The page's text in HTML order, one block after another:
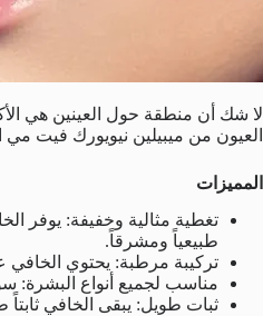
لا شك أن منطقة حول العينين هي
العيون من ميبيلين نيويورك فيت مي
المميزات
تغطية مثالية وخفيفة: يوفر
طبيعياً ومشرقاً.
تركيبة مرطبة: يحتوي
مناسب لجميع أنواع البشرة:
ثبات طويل: يبقى الخافي ثابتاً